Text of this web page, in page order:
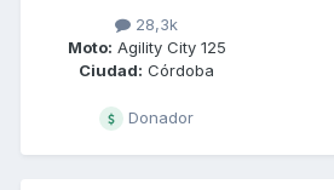
28,3k
Moto: Agility City 125
Ciudad: Córdoba
Donador